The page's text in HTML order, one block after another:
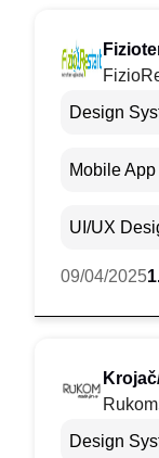
Design
Mobile
UI/UX
09/04/2025
Rukom
Design